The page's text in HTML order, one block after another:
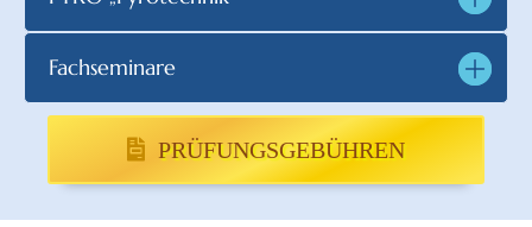
Fachseminare
PRÜFUNGSGEBÜHREN